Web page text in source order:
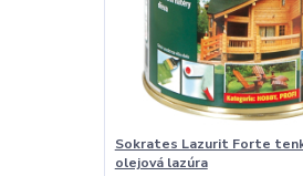
Sokrates Lazurit Forte
olejová lazúra